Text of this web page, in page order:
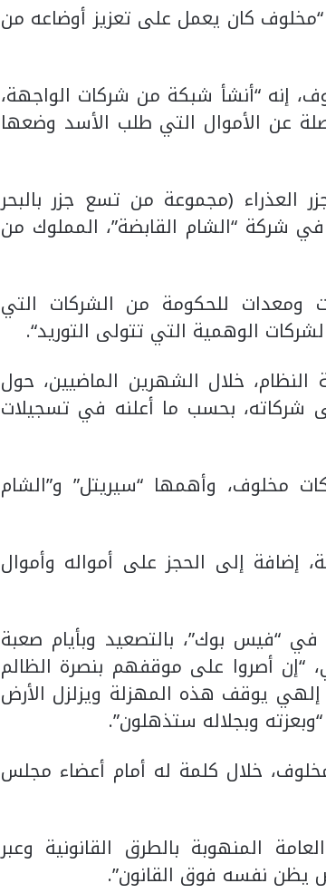
“مخلوف كان يعمل على تعزيز أوضاعه من
إنه “أنشأ شبكة من شركات الواجهة،
عن الأموال التي طلب الأسد وضعها
العذراء (مجموعة من تسع جزر بالبحر
شركة “الشام القابضة”، المملوك من
ومعدات للحكومة من الشركات التي
الوهمية التي تتولى التوريد“.
خلال الشهرين الماضيين، حول
شركاته، بحسب ما أعلنه في تسجيلات
مخلوف، وأهمها “سيريتل” و”الشام
إضافة إلى الحجز على أمواله وأموال
“فيس بوك”، بالتصعيد وبأيام صعبة
“إن أصروا على موقفهم بنصرة الظالم
يوقف هذه المهزلة ويزلزل الأرض
وبجلاله ستذهلون”.
خلال كلمة له أمام أعضاء مجلس
المنهوبة بالطرق القانونية وعبر
يظن نفسه فوق القانون”.